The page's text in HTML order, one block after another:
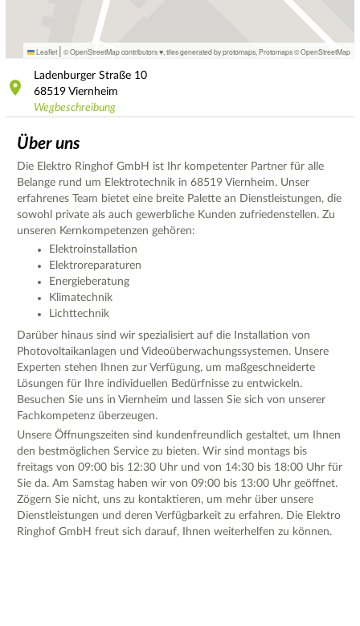
Leaflet | © OpenStreetMap contributors ♥, tiles generated by protomaps Protomaps©OpenStreetMap
Ladenburger Straße 10
68519 Viernheim
Wegbeschreibung
Über uns
Die Elektro Ringhof GmbH ist Ihr kompetenter Partner für alle
Belange rund um Elektrotechnik in 68519 Viernheim. Unser
erfahrenes Team bietet eine breite Palette an Dienstleistungen, die
sowohl private als auch gewerbliche Kunden zufriedenstellen. Zu
unseren Kernkompetenzen gehören:
Elektroinstallation
Elektroreparaturen
Energieberatung
Klimatechnik
Lichttechnik
Darüber hinaus sind wir spezialisiert auf die Installation von
Photovoltaikanlagen und Videoüberwachungssystemen. Unsere
Experten stehen Ihnen zur Verfügung, um maßgeschneiderte
Lösungen für Ihre individuellen Bedürfnisse zu entwickeln.
Besuchen Sie uns in Viernheim und lassen Sie sich von unserer
Fachkompetenz überzeugen.
Unsere Öffnungszeiten sind kundenfreundlich gestaltet, um Ihnen
den bestmöglichen Service zu bieten. Wir sind montags bis
freitags von 09:00 bis 12:30 Uhr und von 14:30 bis 18:00 Uhr für
Sie da. Am Samstag haben wir von 09:00 bis 13:00 Uhr geöffnet.
Zögern Sie nicht, uns zu kontaktieren, um mehr über unsere
Dienstleistungen und deren Verfügbarkeit zu erfahren. Die Elektro
Ringhof GmbH freut sich darauf, Ihnen weiterhelfen zu können.